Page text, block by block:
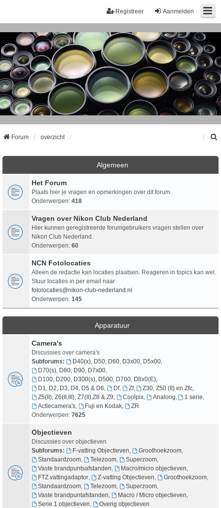
Aanmelden
Registreer
Forum overzicht
Algemeen
Het Forum
Plaats hier je vragen en opmerkingen over dit forum.
Onderwerpen: 418
Vragen over Nikon Club Nederland
Hier kunnen geregistreerde forumgebruikers vragen stellen over
Nikon Club Nederland.
Onderwerpen: 60
NCN Fotolocaties
Alleen de redactie kan locaties plaatsen. Reageren in topics kan wel.
Stuur locaties in per email naar
fotolocaties@nikon-club-nederland.nl
Onderwerpen: 145
Apparatuur
Camera's
Discussies over camera's
Subforums:
D40(x), D50, D60, D3x00, D5x00,
D70(s), D80, D90, D7x00,
D100, D200, D300(s), D500, D700, D8x0(E),
D1, D2, D3, D4, D5 & D6
Df, Zf, Z30, Z50 (II) en Zfc
Z5(II), Z6(II,III), Z7(II),Z8 & Z9
Coolpix, Analoog 1 serie
Actiecamera's, Fuji en Kodak,
ZR
Onderwerpen: 7625
Objectieven
Discussies over objectieven
Subforums:
F-vatting Objectieven Groothoekzoom,
Standaardzoom, Telezoom, Superzoom,
Vaste brandpuntsafstanden
Macro/micro objectieven
FTZ vattingadaptor, Z-vatting Objectieven Groothoekzoom,
Standaardzoom, Telezoom, Superzoom,
Vaste brandpuntafstanden
Macro / Micro objectieven
Serie 1 objectieven
Overig objectieven